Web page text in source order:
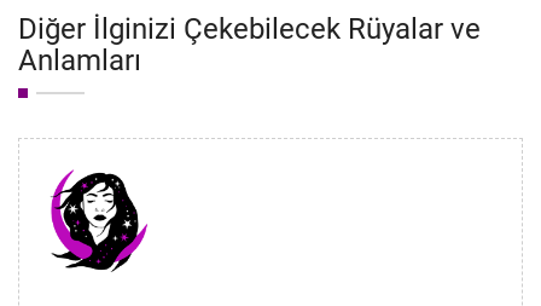
Diğer İlginizi Çekebilecek Rüyalar ve
Anlamları